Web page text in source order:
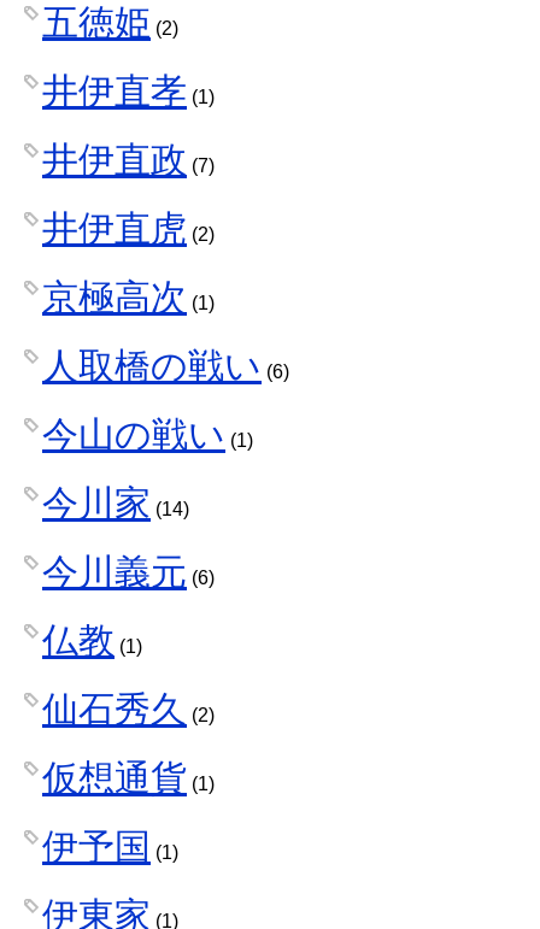
五徳姫 (2)
井伊直孝 (1)
井伊直政 (7)
井伊直虎 (2)
京極高次 (1)
人取橋の戦い (6)
今山の戦い (1)
今川家 (14)
今川義元 (6)
仏教 (1)
仙石秀久 (2)
仮想通貨 (1)
伊予国 (1)
伊東家 (1)